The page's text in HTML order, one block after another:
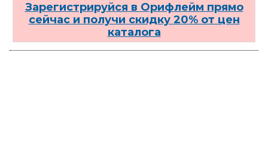
Зарегистрируйся в Орифлейм прямо
сейчас и получи скидку 20% от цен
каталога